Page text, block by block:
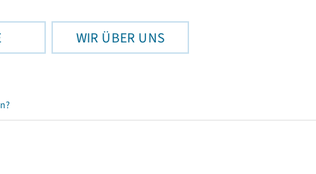
WIR ÜBER UNS